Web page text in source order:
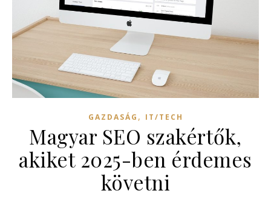
GAZDASÁG , IT/TECH
Magyar SEO szakértők,
akiket 2025-ben érdemes
követni